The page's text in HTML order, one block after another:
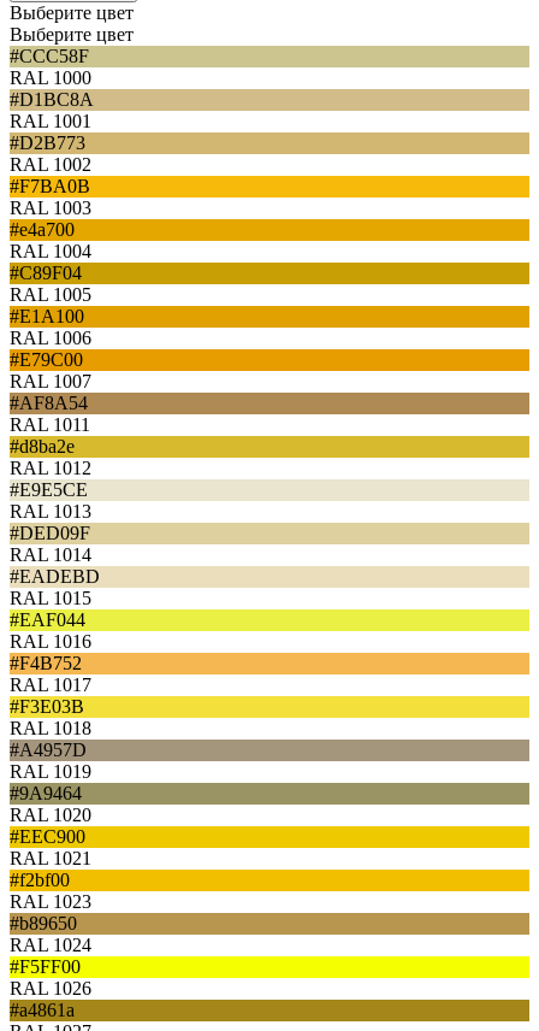
Выберите цвет
Выберите цвет
#CCC58F
RAL 1000
#D1BC8A
RAL 1001
#D2B773
RAL 1002
#F7BA0B
RAL 1003
#e4a700
RAL 1004
#C89F04
RAL 1005
#E1A100
RAL 1006
#E79C00
RAL 1007
#AF8A54
RAL 1011
#d8ba2e
RAL 1012
#E9E5CE
RAL 1013
#DED09F
RAL 1014
#EADEBD
RAL 1015
#EAF044
RAL 1016
#F4B752
RAL 1017
#F3E03B
RAL 1018
#A4957D
RAL 1019
#9A9464
RAL 1020
#EEC900
RAL 1021
#f2bf00
RAL 1023
#b89650
RAL 1024
#F5FF00
RAL 1026
#a4861a